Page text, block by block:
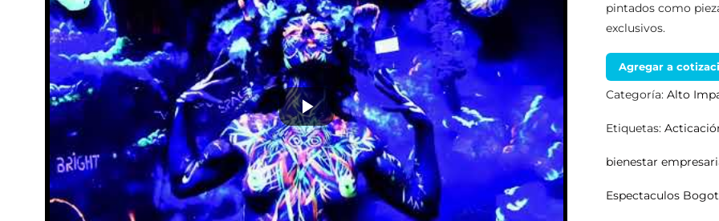
pintados como
exclusivos.
Agregar a
Categoría:Alto
Etiquetas:
bienestar
Espectaculos